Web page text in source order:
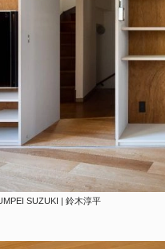
SUZUKI | 鈴木淳平